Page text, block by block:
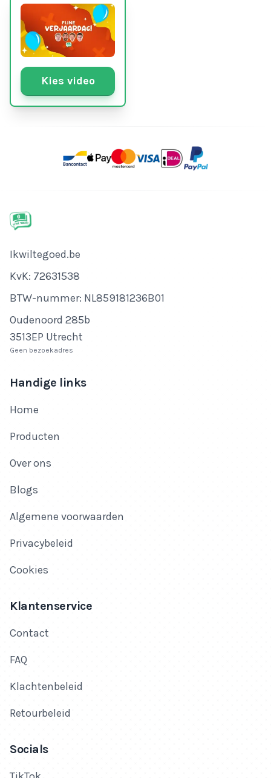
Kies video
Bedrijfsnaam
Ikwiltegoed.be
KvK-nummer
KvK: 72631538
Btw-nummer
BTW-nummer: NL859181236B01
Adres
Oudenoord 285b
3513EP Utrecht
Geen bezoekadres
Handige links
Home
Producten
Over ons
Blogs
Algemene voorwaarden
Privacybeleid
Cookies
Klantenservice
Contact
FAQ
Klachtenbeleid
Retourbeleid
Socials